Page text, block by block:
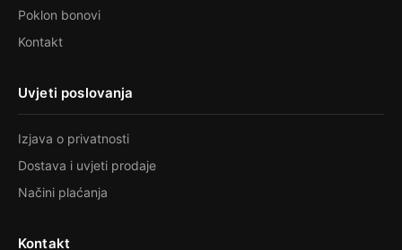
Poklon bonovi
Kontakt
Uvjeti poslovanja
Izjava o privatnosti
Dostava i uvjeti prodaje
Načini plaćanja
Kontakt